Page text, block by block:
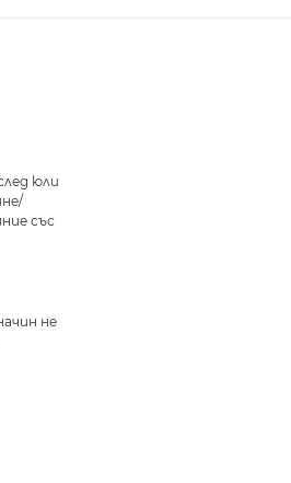
юли
със
не